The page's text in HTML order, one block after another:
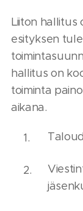
Liiton hallitus
esityksen
hallitus on
toiminta
aikana.